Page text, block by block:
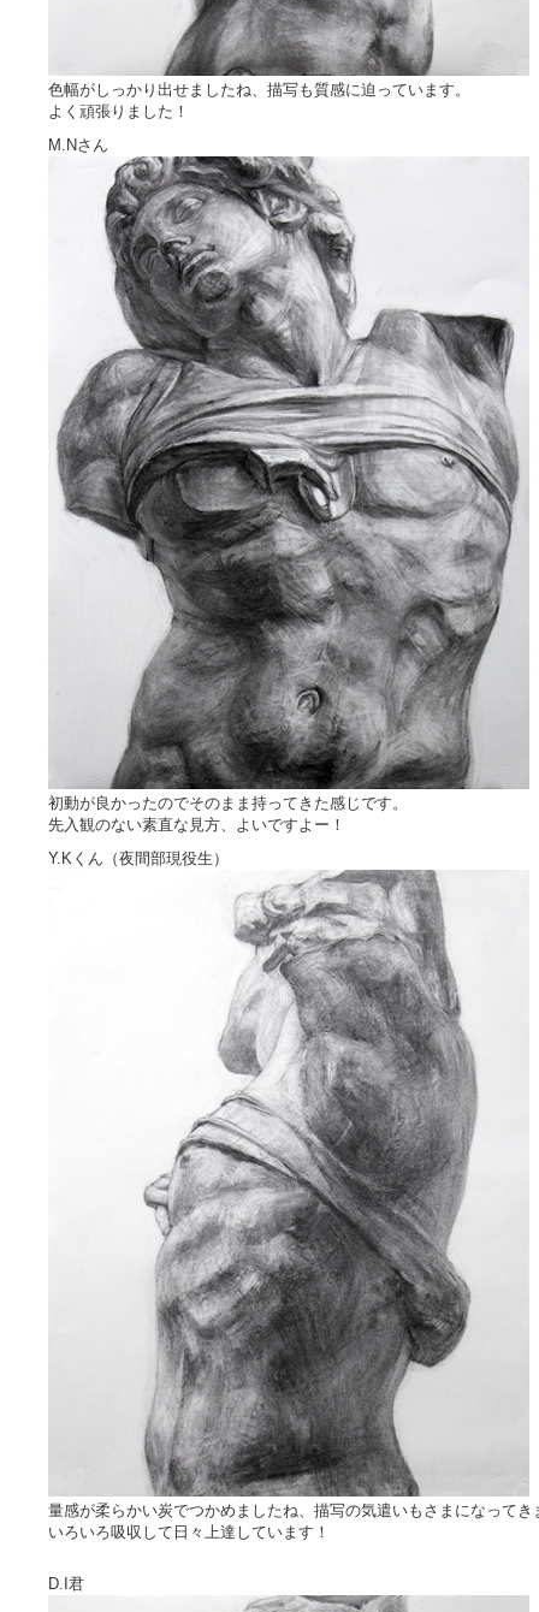
色幅がしっかり出せましたね、描写も質感に迫っています。
よく頑張りました！
M.Nさん
初動が良かったのでそのまま持ってきた感じです。
先入観のない素直な見方、よいですよー！
Y.Kくん（夜間部現役生）
量感が柔らかい炭でつかめましたね、描写の気遣いもさまになってき
いろいろ吸収して日々上達しています！
D.I君